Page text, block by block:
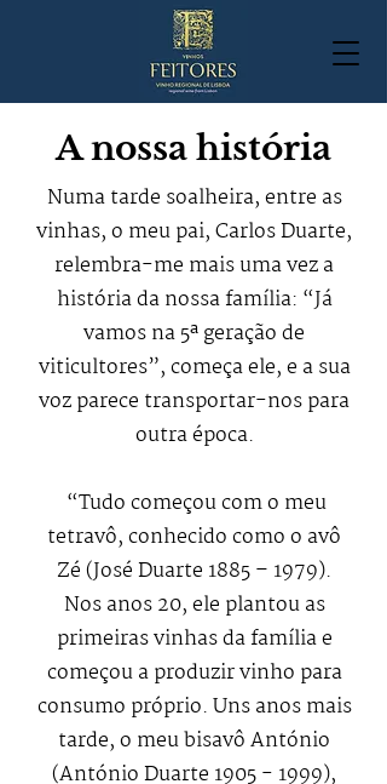
A nossa história
Numa tarde soalheira, entre as
vinhas, o meu pai, Carlos Duarte,
relembra-me mais uma vez a
história da nossa família: “Já
vamos na 5ª geração de
viticultores”, começa ele, e a sua
voz parece transportar-nos para
outra época.
“Tudo começou com o meu
tetravô, conhecido como o avô
Zé (José Duarte 1885 – 1979).
Nos anos 20, ele plantou as
primeiras vinhas da família e
começou a produzir vinho para
consumo próprio. Uns anos mais
tarde, o meu bisavô António
(António Duarte 1905 - 1999),